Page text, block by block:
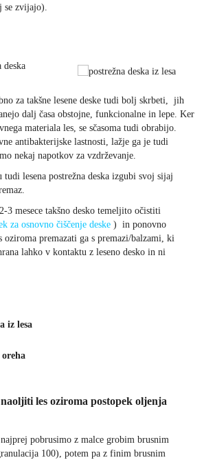
se zvijajo).
za takšne lesene deske tudi bolj skrbeti, jih
dalj časa obstojne, funkcionalne in lepe. Ker
materiala les, se sčasoma tudi obrabijo.
antibakterijske lastnosti, lažje ga je tudi
nekaj napotkov za vzdrževanje.
tudi lesena postrežna deska izgubi svoj sijaj
3 mesece takšno desko temeljito očistiti
za osnovno čiščenje deske ) in ponovno
oziroma premazati ga s premazi/balzami, ki
lahko v kontaktu z leseno desko in ni
les oziroma postopek oljenja
najprej pobrusimo z malce grobim brusnim
100), potem pa z finim brusnim